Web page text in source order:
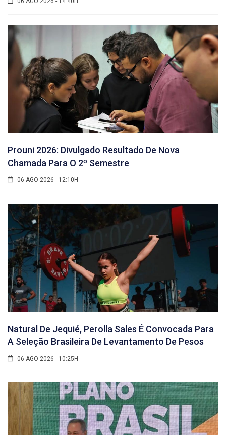
Prouni 2026: Divulgado Resultado De Nova
Chamada Para O 2º Semestre
06 AGO 2026 - 12:10H
Natural De Jequié, Perolla Sales É Convocada Para
A Seleção Brasileira De Levantamento De Pesos
06 AGO 2026 - 10:25H